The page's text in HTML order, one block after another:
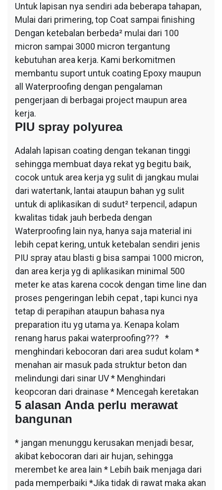
Untuk lapisan nya sendiri ada beberapa tahapan,
Mulai dari primering, top Coat sampai finishing
Dengan ketebalan berbeda² mulai dari 100
micron sampai 3000 micron tergantung
kebutuhan area kerja. Kami berkomitmen
membantu suport untuk coating Epoxy maupun
all Waterproofing dengan pengalaman
pengerjaan di berbagai project maupun area
kerja.
PIU spray polyurea
Adalah lapisan coating dengan tekanan tinggi
sehingga membuat daya rekat yg begitu baik,
cocok untuk area kerja yg sulit di jangkau mulai
dari watertank, lantai ataupun bahan yg sulit
untuk di aplikasikan di sudut² terpencil, adapun
kwalitas tidak jauh berbeda dengan
Waterproofing lain nya, hanya saja material ini
lebih cepat kering, untuk ketebalan sendiri jenis
PIU spray atau blasti g bisa sampai 1000 micron,
dan area kerja yg di aplikasikan minimal 500
meter ke atas karena cocok dengan time line dan
proses pengeringan lebih cepat , tapi kunci nya
tetap di perapihan ataupun bahasa nya
preparation itu yg utama ya. Kenapa kolam
renang harus pakai waterproofing??? *
menghindari kebocoran dari area sudut kolam *
menahan air masuk pada struktur beton dan
melindungi dari sinar UV * Menghindari
keopcoran dari drainase * Mencegah keretakan
5 alasan Anda perlu merawat
bangunan
* jangan menunggu kerusakan menjadi besar,
akibat kebocoran dari air hujan, sehingga
merembet ke area lain * Lebih baik menjaga dari
pada memperbaiki *Jika tidak di rawat maka akan